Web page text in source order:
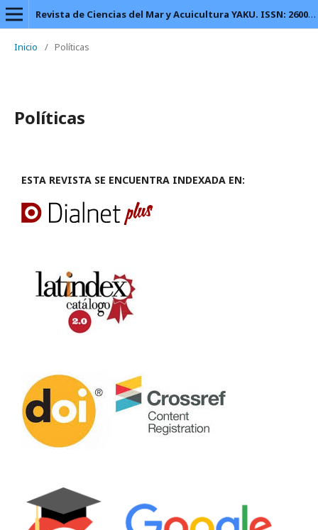
Revista de Ciencias del Mar y Acuicultura YAKU. ISSN: 2600-5824.
Inicio / Políticas
Políticas
ESTA REVISTA SE ENCUENTRA INDEXADA EN: